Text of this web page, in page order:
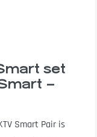
set
–
Smart Pair is